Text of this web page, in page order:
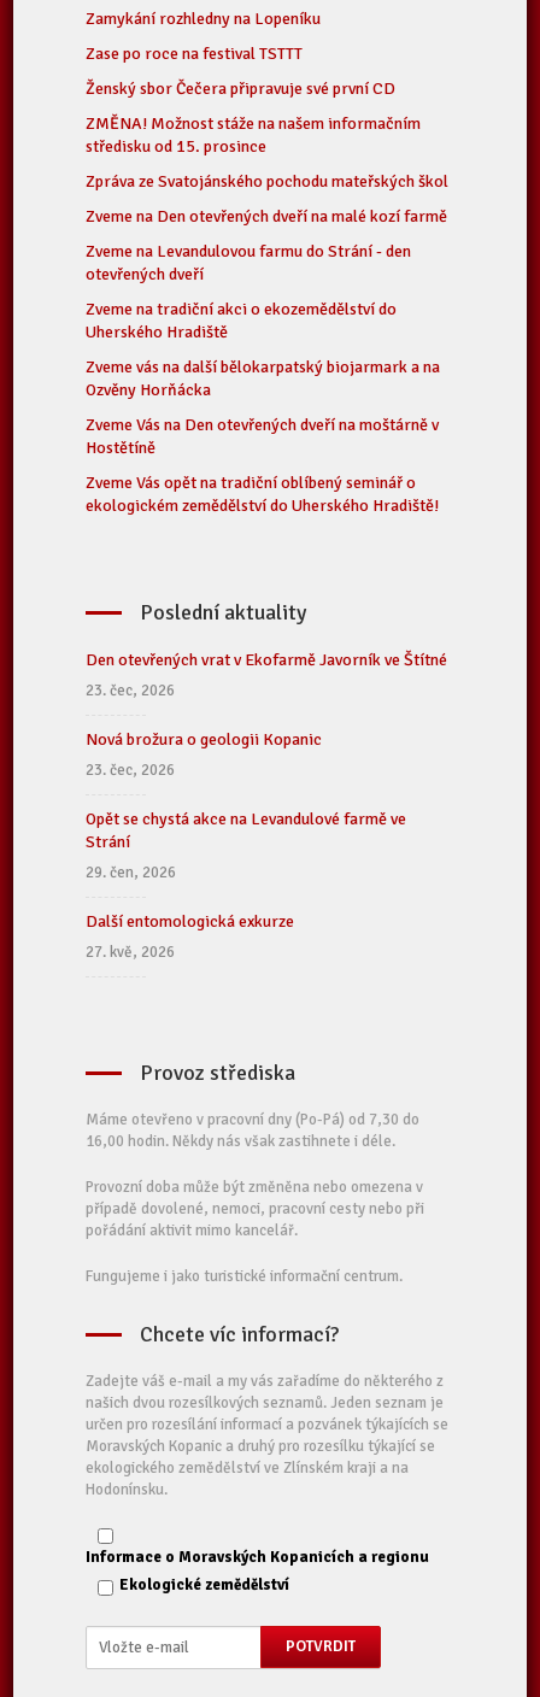
Zamykání rozhledny na Lopeníku
Zase po roce na festival TSTTT
Ženský sbor Čečera připravuje své první CD
ZMĚNA! Možnost stáže na našem informačním
středisku od 15. prosince
Zpráva ze Svatojánského pochodu mateřských škol
Zveme na Den otevřených dveří na malé kozí farmě
Zveme na Levandulovou farmu do Strání - den
otevřených dveří
Zveme na tradiční akci o ekozemědělství do
Uherského Hradiště
Zveme vás na další bělokarpatský biojarmark a na
Ozvěny Horňácka
Zveme Vás na Den otevřených dveří na moštárně v
Hostětíně
Zveme Vás opět na tradiční oblíbený seminář o
ekologickém zemědělství do Uherského Hradiště!
Poslední aktuality
Den otevřených vrat v Ekofarmě Javorník ve Štítné
23. čec, 2026
Nová brožura o geologii Kopanic
23. čec, 2026
Opět se chystá akce na Levandulové farmě ve
Strání
29. čen, 2026
Další entomologická exkurze
27. kvě, 2026
Provoz střediska
Máme otevřeno v pracovní dny (Po-Pá) od 7,30 do
16,00 hodin. Někdy nás však zastihnete i déle.
Provozní doba může být změněna nebo omezena v
případě dovolené, nemoci, pracovní cesty nebo při
pořádání aktivit mimo kancelář.
Fungujeme i jako turistické informační centrum.
Chcete víc informací?
Zadejte váš e-mail a my vás zařadíme do některého z
našich dvou rozesílkových seznamů. Jeden seznam je
určen pro rozesílání informací a pozvánek týkajících se
Moravských Kopanic a druhý pro rozesílku týkající se
ekologického zemědělství ve Zlínském kraji a na
Hodonínsku.
Informace o Moravských Kopanicích a regionu
Ekologické zemědělství